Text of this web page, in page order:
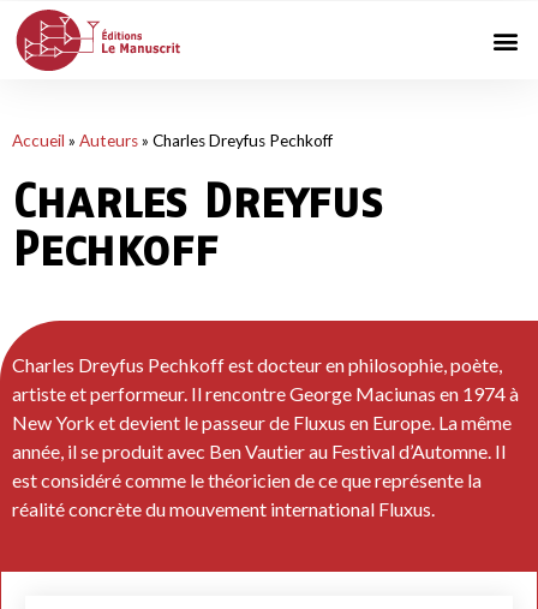
Accueil » Auteurs» Charles Dreyfus Pechkoff
Charles Dreyfus
Pechkoff
Charles Dreyfus Pechkoff est docteur en philosophie, poète,
artiste et performeur. Il rencontre George Maciunas en 1974 à
New York et devient le passeur de Fluxus en Europe. La même
année, il se produit avec Ben Vautier au Festival d’Automne. Il
est considéré comme le théoricien de ce que représente la
réalité concrète du mouvement international Fluxus.